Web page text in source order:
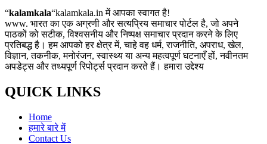
“kalamkala“kalamkala.in में आपका स्वागत है!
www. भारत का एक अग्रणी और सत्यप्रिय समाचार पोर्टल है, जो अपने
पाठकों को सटीक, विश्वसनीय और निष्पक्ष समाचार प्रदान करने के लिए
प्रतिबद्ध है। हम आपको हर क्षेत्र में, चाहे वह धर्म, राजनीति, अपराध, खेल,
विज्ञान, तकनीक, मनोरंजन, स्वास्थ्य या अन्य महत्वपूर्ण घटनाएँ हों, नवीनतम
अपडेट्स और तथ्यपूर्ण रिपोर्ट्स प्रदान करते हैं। हमारा उद्देश्य
QUICK LINKS
Home
हमारे बारे में
Contact Us